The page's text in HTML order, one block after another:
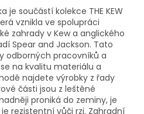
je součástí kolekce THE KEW
vznikla ve spolupráci
zahrady v Kew a anglického
Spear and Jackson. Tato
odborných pracovníků a
na kvalitu materiálu a
najdete výrobky z řady
části jsou z leštěné
proniká do zeminy, je
rezistentní vůči rzi. Zahradní